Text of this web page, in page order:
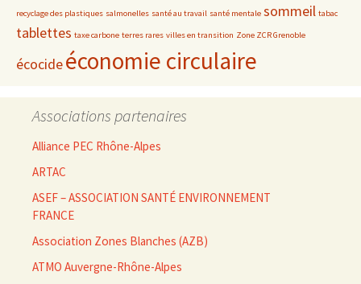
recyclage des plastiques salmonelles santé au travail santé mentale sommeil tabac
tablettes taxe carbone terres rares villes en transition Zone ZCR Grenoble
écocideéconomie circulaire
Associations partenaires
Alliance PEC Rhône-Alpes
ARTAC
ASEF – ASSOCIATION SANTÉ ENVIRONNEMENT
FRANCE
Association Zones Blanches (AZB)
ATMO Auvergne-Rhône-Alpes